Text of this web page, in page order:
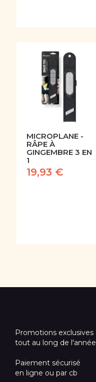
MICROPLANE -
RÂPE À
GINGEMBRE 3 EN
1
19,93 €
Promotions exclusives
tout au long de l'année
Paiement sécurisé
en ligne ou par cb